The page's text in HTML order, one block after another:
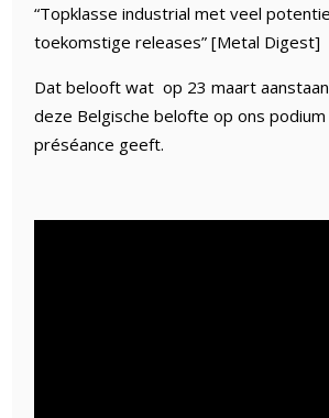
“Topklasse industrial met veel
toekomstige releases” [Metal Digest]
Dat belooft wat op 23 maart
deze Belgische belofte op ons
préséance geeft.